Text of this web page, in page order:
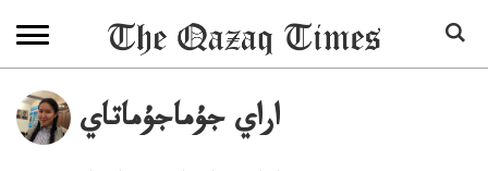
اراي جۇماجۇماتاي